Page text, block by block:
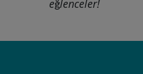
eğlenceler!